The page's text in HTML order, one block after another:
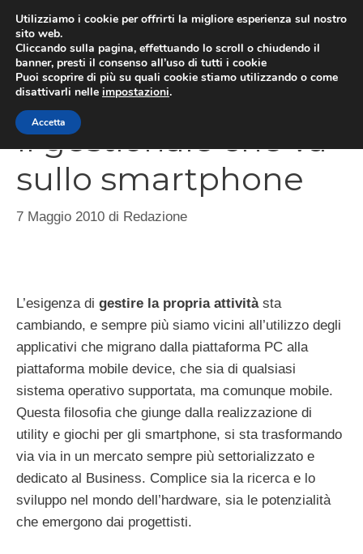
contenuto
Il gestionale che va
sullo smartphone
7 Maggio 2010 di Redazione
L’esigenza di gestire la propria attivitàsta
cambiando, e sempre più siamo vicini all’utilizzo degli
applicativi che migrano dalla piattaforma PC alla
piattaforma mobile device, che sia di qualsiasi
sistema operativo supportata, ma comunque mobile.
Questa filosofia che giunge dalla realizzazione di
utility e giochi per gli smartphone, si sta trasformando
via via in un mercato sempre più settorializzato e
dedicato al Business. Complice sia la ricerca e lo
sviluppo nel mondo dell’hardware, sia le potenzialità
che emergono dai progettisti.
Utilizziamo i cookie per offrirti la migliore esperienza sul nostro
sito web.
Cliccando sulla pagina, effettuando lo scroll o chiudendo il
banner, presti il consenso all’uso di tutti i cookie
Puoi scoprire di più su quali cookie stiamo utilizzando o come
disattivarli nelle impostazioni.
Accetta